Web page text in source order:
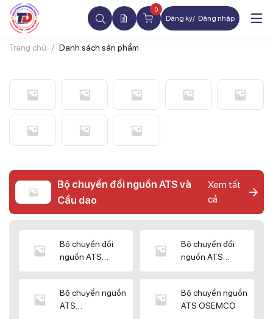
0
Đăng ký Đăng nhập
Trang chủ Danh sách sản phẩm
Bộ chuyển đổi nguồn ATS và
Cầu dao
Xem tất
cả
Bộ chuyển đổi
nguồn ATS
Bộ chuyển đổi
nguồn ATS
Bộ chuyển nguồn
ATS
Bộ chuyển nguồn
ATS OSEMCO